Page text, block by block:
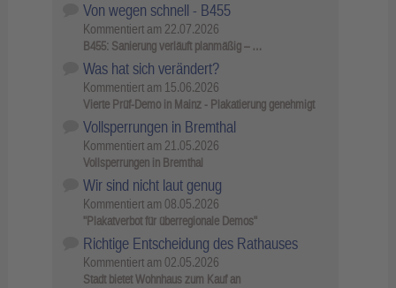
Von wegen schnell - B455
Kommentiert am 22.07.2026
B455: Sanierung verläuft planmäßig – …
Was hat sich verändert?
Kommentiert am 15.06.2026
Vierte Prüf-Demo in Mainz - Plakatierung genehmigt
Vollsperrungen in Bremthal
Kommentiert am 21.05.2026
Vollsperrungen in Bremthal
Wir sind nicht laut genug
Kommentiert am 08.05.2026
"Plakatverbot für überregionale Demos"
Richtige Entscheidung des Rathauses
Kommentiert am 02.05.2026
Stadt bietet Wohnhaus zum Kauf an